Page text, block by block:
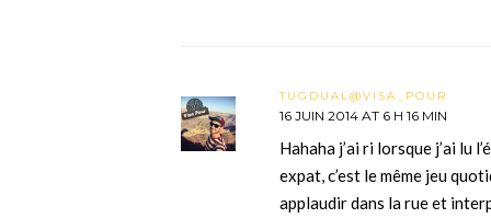
TUGDUAL@VISA_POUR
16 JUIN 2014 AT 6 H 16 MIN
Hahaha j’ai ri lorsque j’ai lu
expat, c’est le même jeu
applaudir dans la rue et